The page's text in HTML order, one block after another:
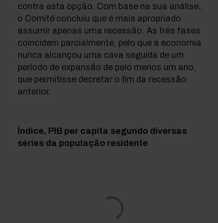
contra esta opção. Com base na sua análise,
o Comité concluiu que é mais apropriado
assumir apenas uma recessão. As três fases
coincidem parcialmente, pelo que a economia
nunca alcançou uma cava seguida de um
período de expansão de pelo menos um ano,
que permitisse decretar o fim da recessão
anterior.
Índice, PIB per capita segundo diversas
séries da população residente